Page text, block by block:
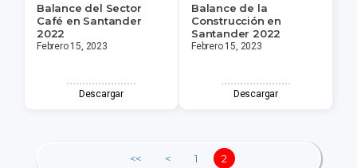
Balance del Sector
Café en Santander
2022
Febrero 15, 2023
Descargar
Balance de la
Construcción en
Santander 2022
Febrero 15, 2023
Descargar
<< < 1 2